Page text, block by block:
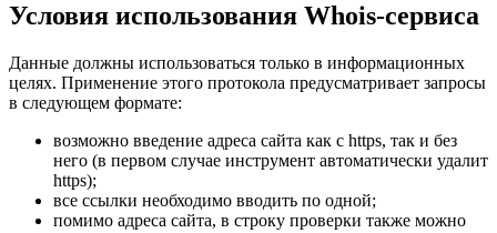
Условия использования Whois-сервиса
Данные должны использоваться только в информационных
целях. Применение этого протокола предусматривает запросы
в следующем формате:
возможно введение адреса сайта как с https, так и без
него (в первом случае инструмент автоматически удалит
https);
все ссылки необходимо вводить по одной;
помимо адреса сайта, в строку проверки также можно